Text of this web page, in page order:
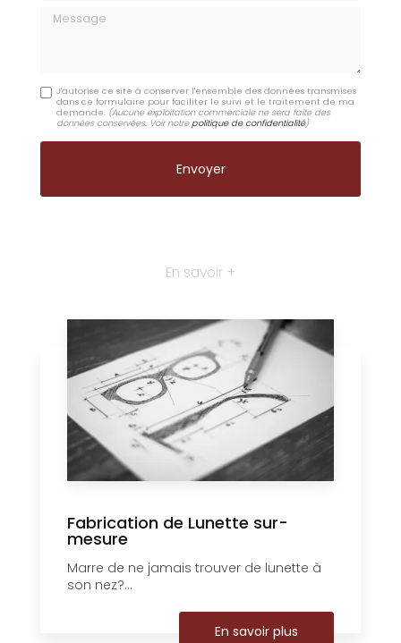
Message
J'autorise ce site à conserver l'ensemble des données transmises
dans ce formulaire pour faciliter le suivi et le traitement de ma
demande. (Aucune exploitation commerciale ne sera faite des
données conservées. Voir notrepolitique de confidentialité)
En savoir +
Fabrication de Lunette sur-
mesure
Marre de ne jamais trouver de lunette à
son nez?...
En savoir plus